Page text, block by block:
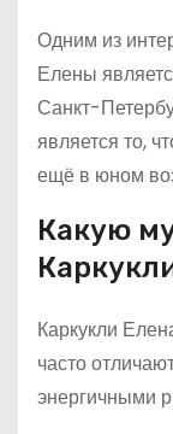
Одним из
Елены
Санкт-
является то,
ещё в юном
Какую
Каркукли
часто
энергичными